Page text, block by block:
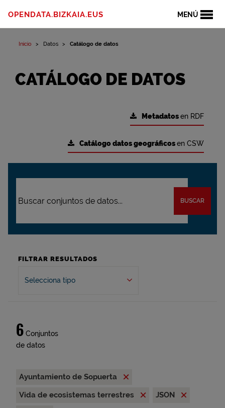
MENÚ
OPENDATA.BIZKAIA.EUS
Inicio Datos Catálogo de datos
CATÁLOGO DE DATOS
Metadatosen RDF
Catálogo datos geográficosen CSW
BUSCAR
FILTRAR RESULTADOS
Selecciona tipo
6 Conjuntos
de datos
Ayuntamiento de Sopuerta
Vida de ecosistemas terrestres
JSON